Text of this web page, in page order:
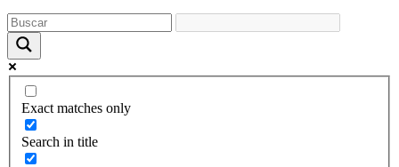
Exact matches only
Search in title